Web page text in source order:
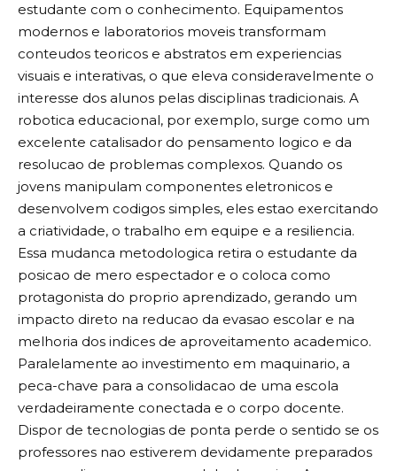
estudante com o conhecimento. Equipamentos
modernos e laboratorios moveis transformam
conteudos teoricos e abstratos em experiencias
visuais e interativas, o que eleva consideravelmente o
interesse dos alunos pelas disciplinas tradicionais. A
robotica educacional, por exemplo, surge como um
excelente catalisador do pensamento logico e da
resolucao de problemas complexos. Quando os
jovens manipulam componentes eletronicos e
desenvolvem codigos simples, eles estao exercitando
a criatividade, o trabalho em equipe e a resiliencia.
Essa mudanca metodologica retira o estudante da
posicao de mero espectador e o coloca como
protagonista do proprio aprendizado, gerando um
impacto direto na reducao da evasao escolar e na
melhoria dos indices de aproveitamento academico.
Paralelamente ao investimento em maquinario, a
peca-chave para a consolidacao de uma escola
verdadeiramente conectada e o corpo docente.
Dispor de tecnologias de ponta perde o sentido se os
professores nao estiverem devidamente preparados